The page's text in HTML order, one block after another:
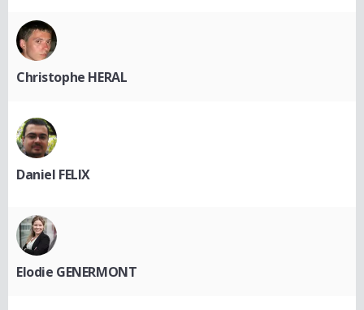
Christophe HERAL
Daniel FELIX
Elodie GENERMONT